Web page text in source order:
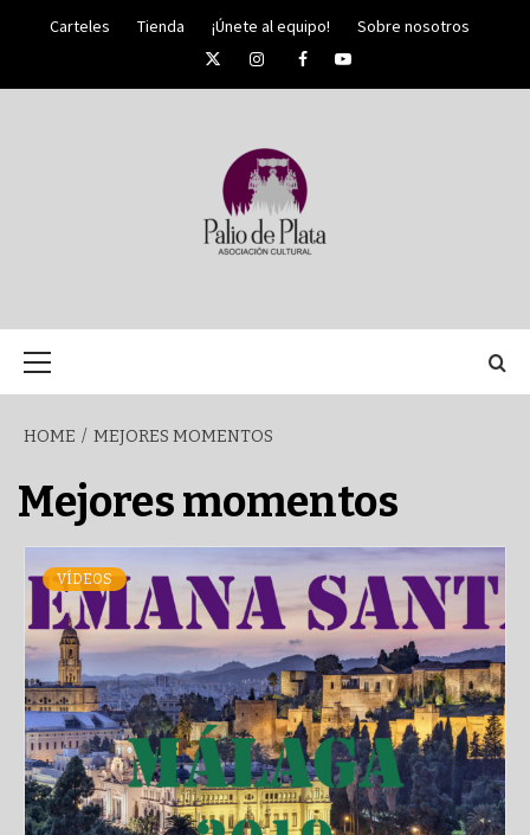
Carteles Tienda ¡Únete al equipo!
Sobre nosotros
TwitterInstagramFacebookYouTube
SEMANA
SANTA DE
MÁLAGA
HOME MEJORES MOMENTOS
Mejores momentos
VÍDEOS